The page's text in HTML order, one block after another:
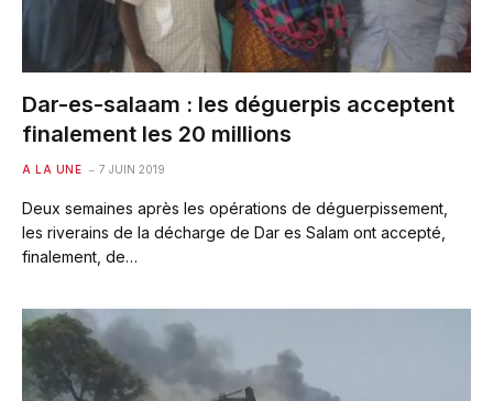
Dar-es-salaam : les déguerpis acceptent
finalement les 20 millions
A LA UNE 7 JUIN 2019
Deux semaines après les opérations de déguerpissement,
les riverains de la décharge de Dar es Salam ont accepté,
finalement, de…